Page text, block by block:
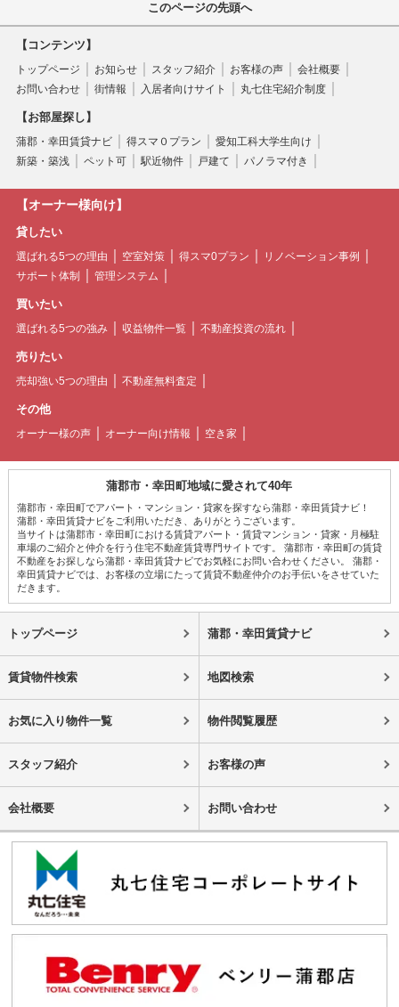
このページの先頭へ
【コンテンツ】
トップページ お知らせ スタッフ紹介 お客様の声
会社概要
お問い合わせ
街情報 入居者向けサイト 丸七住宅紹介制度
【お部屋探し】
蒲郡・幸田賃貸ナビ 得スマ０プラン
愛知工科大学生向け
新築・築浅
ペット可 駅近物件 戸建て パノラマ付き
【オーナー様向け】
貸したい
選ばれる5つの理由 空室対策 得スマ0プラン
リノベーション事例
サポート体制
管理システム
買いたい
選ばれる5つの強み 収益物件一覧 不動産投資の流れ
売りたい
売却強い5つの理由 不動産無料査定
その他
オーナー様の声 オーナー向け情報 空き家
蒲郡市・幸田町地域に愛されて40年
蒲郡市・幸田町でアパート・マンション・貸家を探すなら蒲郡・幸田賃貸ナビ！
蒲郡・幸田賃貸ナビをご利用いただき、ありがとうございます。
当サイトは蒲郡市・幸田町における賃貸アパート・賃貸マンション・貸家・月極駐
車場のご紹介と仲介を行う住宅不動産賃貸専門サイトです。 蒲郡市・幸田町の賃貸
不動産をお探しなら蒲郡・幸田賃貸ナビでお気軽にお問い合わせください。 蒲郡・
幸田賃貸ナビでは、お客様の立場にたって賃貸不動産仲介のお手伝いをさせていた
だきます。
トップページ 蒲郡・幸田賃貸ナビ
賃貸物件検索 地図検索
お気に入り物件一覧 物件閲覧履歴
スタッフ紹介 お客様の声
会社概要 お問い合わせ